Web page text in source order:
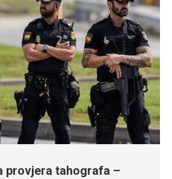
provjera tahografa –